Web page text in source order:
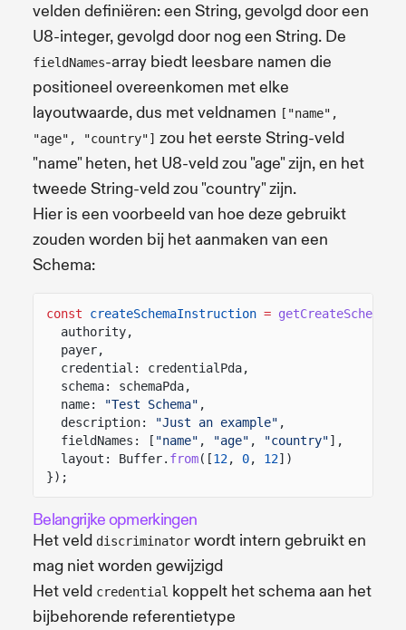
velden definiëren: een String, gevolgd door een
U8-integer, gevolgd door nog een String. De
fieldNames-array biedt leesbare namen die
positioneel overeenkomen met elke
layoutwaarde, dus met veldnamen ["name",
"age", "country"] zou het eerste String-veld
"name" heten, het U8-veld zou "age" zijn, en het
tweede String-veld zou "country" zijn.
Hier is een voorbeeld van hoe deze gebruikt
zouden worden bij het aanmaken van een
Schema:
const createSchemaInstruction =
authority,
payer,
credential: credentialPda,
schema: schemaPda,
name:
"Test Schema" ,
description:
"Just an example" ,
fieldNames: [ "name" , "age" , "country"],
layout: Buffer. from([12, 0, 12])
});
Belangrijke opmerkingen
Het veld discriminator wordt intern gebruikt en
mag niet worden gewijzigd
Het veld credential koppelt het schema aan het
bijbehorende referentietype